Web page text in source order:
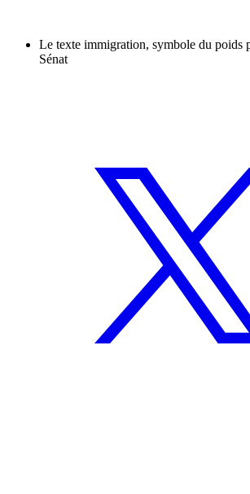
Le texte immigration, symbole du poids
Sénat